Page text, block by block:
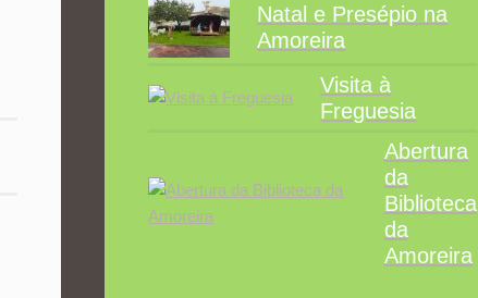
Natal e Presépio na
Amoreira
Visita à
Freguesia
Abertura
da
Biblioteca
da
Amoreira